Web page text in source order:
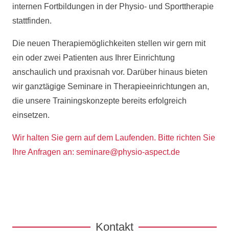
internen Fortbildungen in der Physio- und Sporttherapie
stattfinden.
Die neuen Therapiemöglichkeiten stellen wir gern mit
ein oder zwei Patienten aus Ihrer Einrichtung
anschaulich und praxisnah vor. Darüber hinaus bieten
wir ganztägige Seminare in Therapieeinrichtungen an,
die unsere Trainingskonzepte bereits erfolgreich
einsetzen.
Wir halten Sie gern auf dem Laufenden. Bitte richten Sie
Ihre Anfragen an: seminare@physio-aspect.de
Kontakt